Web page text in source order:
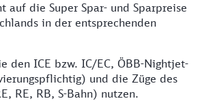
auf die Super Spar- und Sparpreise
in der entsprechenden
den ICE bzw. IC/EC, ÖBB-Nightjet-
und die Züge des
RE, RB, S-Bahn) nutzen.